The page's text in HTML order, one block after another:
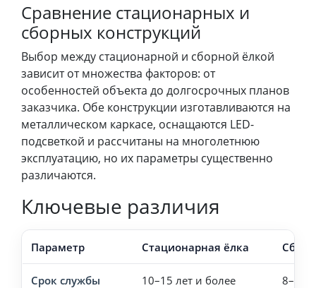
Сравнение стационарных и
сборных конструкций
Выбор между стационарной и сборной ёлкой
зависит от множества факторов: от
особенностей объекта до долгосрочных планов
заказчика. Обе конструкции изготавливаются на
металлическом каркасе, оснащаются LED-
подсветкой и рассчитаны на многолетнюю
эксплуатацию, но их параметры существенно
различаются.
Ключевые различия
Параметр Стационарная ёлка
Срок службы 10–15 лет и более 8–12